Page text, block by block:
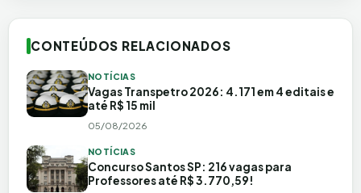
CONTEÚDOS RELACIONADOS
NOTÍCIAS
Vagas Transpetro 2026: 4.171 em 4 editais e
até R$ 15 mil
05/08/2026
NOTÍCIAS
Concurso Santos SP: 216 vagas para
Professores até R$ 3.770,59!